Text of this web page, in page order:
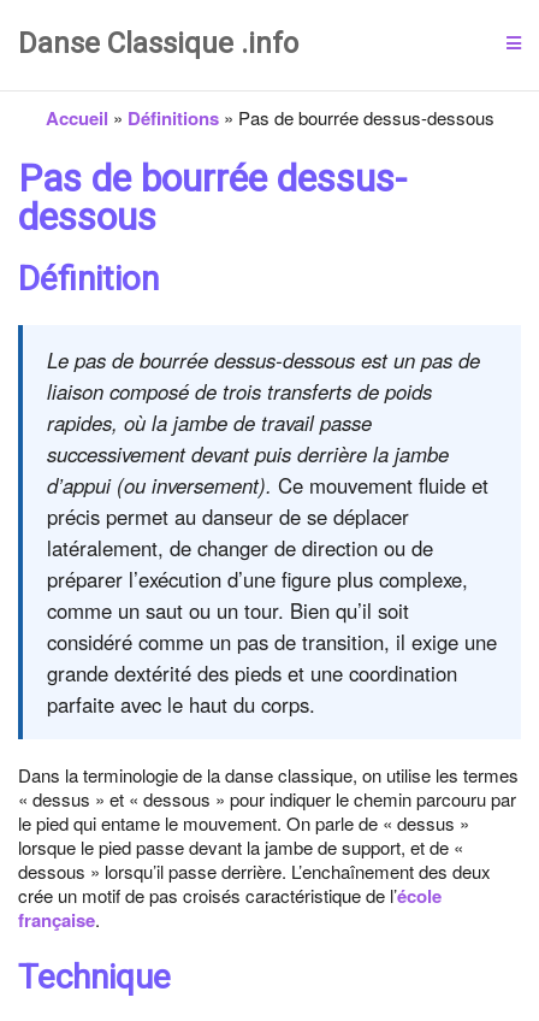
Danse Classique .info
Accueil » Définitions» Pas de bourrée dessus-dessous
Pas de bourrée dessus-
dessous
Définition
Le pas de bourrée dessus-dessous est un pas de
liaison composé de trois transferts de poids
rapides, où la jambe de travail passe
successivement devant puis derrière la jambe
d’appui (ou inversement). Ce mouvement fluide et
précis permet au danseur de se déplacer
latéralement, de changer de direction ou de
préparer l’exécution d’une figure plus complexe,
comme un saut ou un tour. Bien qu’il soit
considéré comme un pas de transition, il exige une
grande dextérité des pieds et une coordination
parfaite avec le haut du corps.
Dans la terminologie de la danse classique, on utilise les termes
« dessus » et « dessous » pour indiquer le chemin parcouru par
le pied qui entame le mouvement. On parle de « dessus »
lorsque le pied passe devant la jambe de support, et de «
dessous » lorsqu’il passe derrière. L’enchaînement des deux
crée un motif de pas croisés caractéristique de l’école
française.
Technique